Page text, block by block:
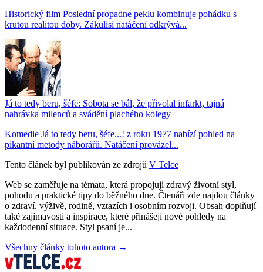
Historický film Poslední propadne peklu kombinuje pohádku s
krutou realitou doby. Zákulisí natáčení odkrývá...
Já to tedy beru, šéfe: Sobota se bál, že přivolal infarkt, tajná
nahrávka milenců a svádění plachého kolegy
Komedie Já to tedy beru, šéfe...! z roku 1977 nabízí pohled na
pikantní metody náborářů. Natáčení provázel...
Tento článek byl publikován ze zdrojů V Telce
Web se zaměřuje na témata, která propojují zdravý životní styl,
pohodu a praktické tipy do běžného dne. Čtenáři zde najdou články
o zdraví, výživě, rodině, vztazích i osobním rozvoji. Obsah doplňují
také zajímavosti a inspirace, které přinášejí nové pohledy na
každodenní situace. Styl psaní je...
Všechny články tohoto autora →